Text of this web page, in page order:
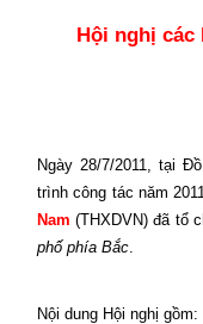
Hội nghị các
Ngày 28/7/2011, tại
trình công tác năm
Nam(THXDVN)đã tổ
phố phía Bắc.
Nội dung Hội nghị gồm: